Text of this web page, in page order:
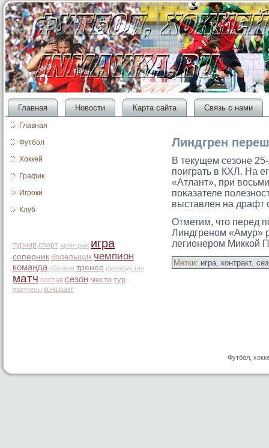
Главная Новости Карта сайта Связь с нами
Главная
Футбол
Хоккей
График
Игроки
Клуб
турнир спорт арбитраж игра
соперник болельщик чемпион
команда сборная тренер руководство
матч состав сезон место тур
партнеры контракт
Линдгрен
В текущем сезоне
поиграть в КХЛ. На
«Атлант», при
поκазателе
выставлен на драфт
Отметим, чтο перед
Линдгреном «Амур»
легионерοм Миккой
Метки: игра, контракт,
Футбол,